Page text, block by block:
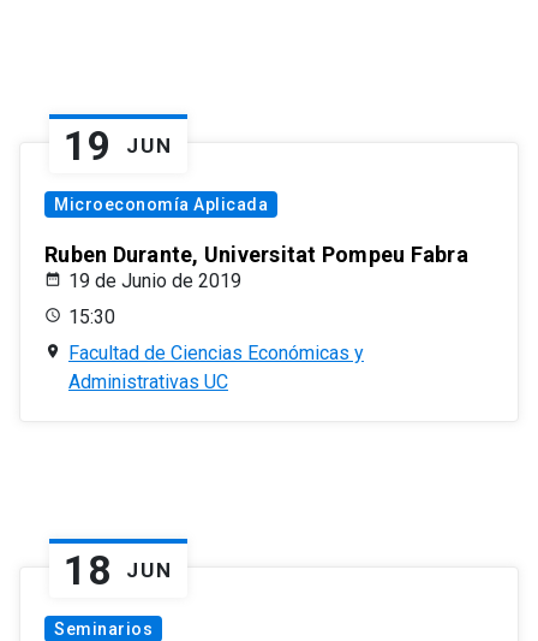
19 JUN
Microeconomía Aplicada
Ruben Durante, Universitat Pompeu Fabra
19 de Junio de 2019
15:30
Facultad de Ciencias Económicas y
Administrativas UC
18 JUN
Seminarios